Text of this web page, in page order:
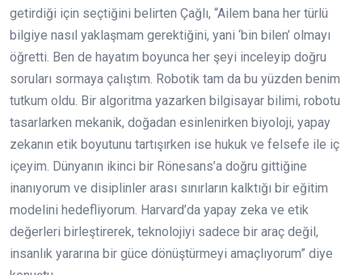
getirdiği için seçtiğini belirten Çağlı, “Ailem bana her türlü
bilgiye nasıl yaklaşmam gerektiğini, yani ‘bin bilen’ olmayı
öğretti. Ben de hayatım boyunca her şeyi inceleyip doğru
soruları sormaya çalıştım. Robotik tam da bu yüzden benim
tutkum oldu. Bir algoritma yazarken bilgisayar bilimi, robotu
tasarlarken mekanik, doğadan esinlenirken biyoloji, yapay
zekanın etik boyutunu tartışırken ise hukuk ve felsefe ile iç
içeyim. Dünyanın ikinci bir Rönesans’a doğru gittiğine
inanıyorum ve disiplinler arası sınırların kalktığı bir eğitim
modelini hedefliyorum. Harvard’da yapay zeka ve etik
değerleri birleştirerek, teknolojiyi sadece bir araç değil,
insanlık yararına bir güce dönüştürmeyi amaçlıyorum” diye